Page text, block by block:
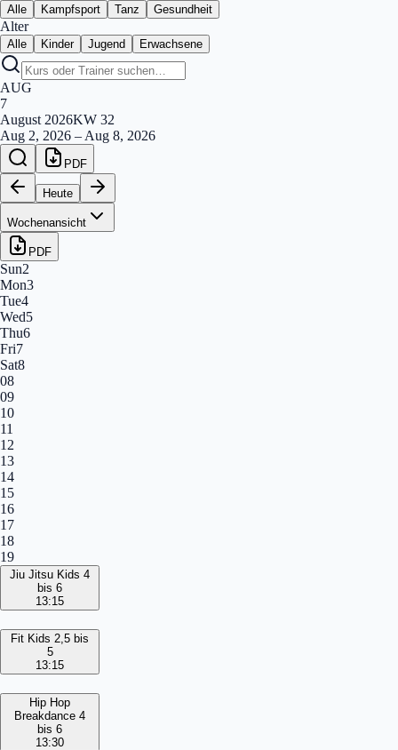
Alle Kampfsport Tanz Gesundheit
Alter
Alle Kinder Jugend Erwachsene
AUG
7
August 2026KW 32
Aug 2, 2026 – Aug 8, 2026
PDF
Heute
Wochenansicht
PDF
Sun2
Mon3
Tue4
Wed5
Thu6
Fri7
Sat8
08
09
10
11
12
13
14
15
16
17
18
19
Jiu Jitsu Kids 4
bis 6
13:15
Fit Kids 2,5 bis
5
13:15
Hip Hop
Breakdance 4
bis 6
13:30